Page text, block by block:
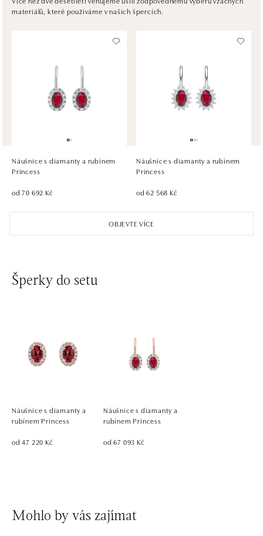
tel.: +421917090467
Ivanská cesta 16, 821 04 Bratislava
dnes otevřeno od 10:00
Pribinova 8, 811 09 Bratislava
dnes otevřeno od 10:00
materiálů, které používáme v našich špercích.
OBJEVTE VÍCE
Náušnice s diamanty a rubínem
Princess
od 70 692 Kč
Náušnice s diamanty a rubínem
Princess
od 62 568 Kč
Šperky do setu
Náušnice s diamanty a
rubínem Princess
od 47 220 Kč
Náušnice s diamanty a
rubínem Princess
od 67 093 Kč
Mohlo by vás zajímat